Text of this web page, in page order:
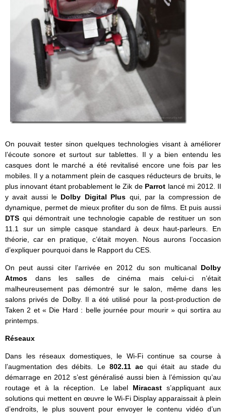
On pouvait tester sinon quelques technologies visant à améliorer
l’écoute sonore et surtout sur tablettes. Il y a bien entendu les
casques dont le marché a été revitalisé encore une fois par les
mobiles. Il y a notamment plein de casques réducteurs de bruits, le
plus innovant étant probablement le Zik de Parrot lancé mi 2012. Il
y avait aussi le Dolby Digital Plus qui, par la compression de
dynamique, permet de mieux profiter du son de films. Et puis aussi
DTS qui démontrait une technologie capable de restituer un son
11.1 sur un simple casque standard à deux haut-parleurs. En
théorie, car en pratique, c’était moyen. Nous aurons l’occasion
d’expliquer pourquoi dans le Rapport du CES.
On peut aussi citer l’arrivée en 2012 du son multicanal Dolby
Atmos dans les salles de cinéma mais celui-ci n’était
malheureusement pas démontré sur le salon, même dans les
salons privés de Dolby. Il a été utilisé pour la post-production de
Taken 2 et « Die Hard : belle journée pour mourir » qui sortira au
printemps.
Réseaux
Dans les réseaux domestiques, le Wi-Fi continue sa course à
l’augmentation des débits. Le 802.11 ac qui était au stade du
démarrage en 2012 s’est généralisé aussi bien à l’émission qu’au
routage et à la réception. Le label Miracasts’appliquant aux
solutions qui mettent en œuvre le Wi-Fi Display apparaissait à plein
d’endroits, le plus souvent pour envoyer le contenu vidéo d’un